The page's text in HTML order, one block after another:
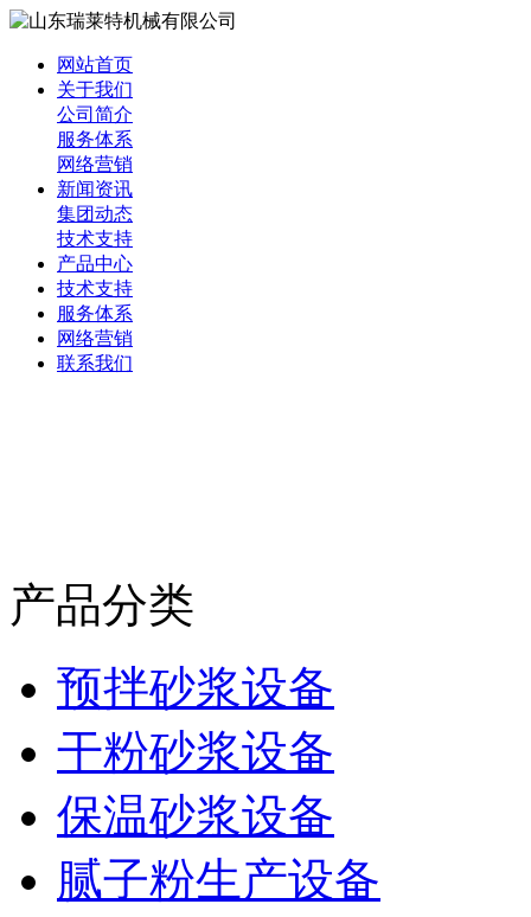
网站首页
关于我们
公司简介
服务体系
网络营销
新闻资讯
集团动态
技术支持
产品中心
技术支持
服务体系
网络营销
联系我们
产品分类
预拌砂浆设备
干粉砂浆设备
保温砂浆设备
腻子粉生产设备